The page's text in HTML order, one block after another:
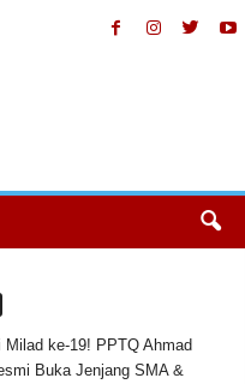
Milad ke-19! PPTQ Ahmad
Buka Jenjang SMA &